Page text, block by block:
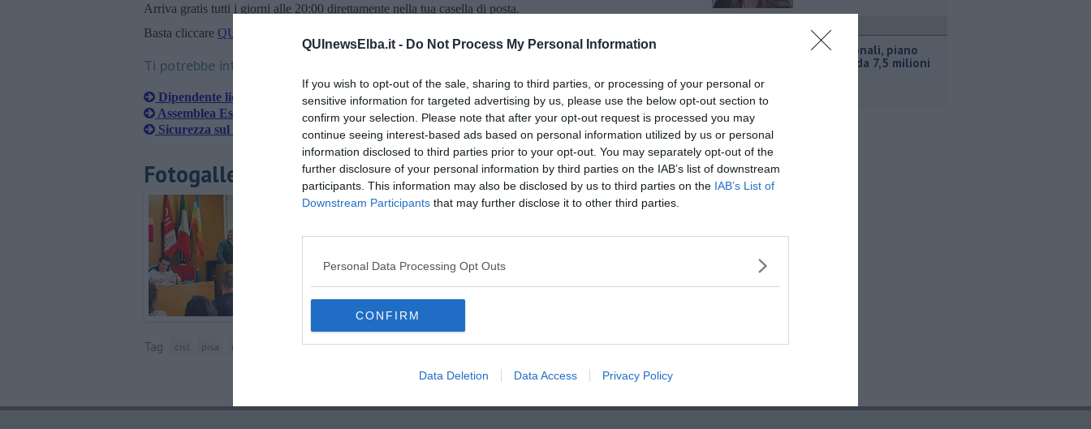
QUInewsElba.it - Do Not Process My Personal Information
If you wish to opt-out of the sale, sharing to third parties, or processing of your personal or
sensitive information for targeted advertising by us, please use the below opt-out section to
confirm your selection. Please note that after your opt-out request is processed you may
continue seeing interest-based ads based on personal information utilized by us or personal
information disclosed to third parties prior to your opt-out. You may separately opt-out of the
further disclosure of your personal information by third parties on the IAB’s list of downstream
participants. This information may also be disclosed by us to third parties on the IAB’s List of
Downstream Participants that may further disclose it to other third parties.
Personal Data Processing Opt Outs
CONFIRM
Data Deletion Data Access Privacy Policy
Arriva gratis tutti i giorni alle 20:00 direttamente nella tua casella di posta.
Basta cliccare QUI
Ti potrebbe interessare anche:
Dipendente licenziato, interviene la Cisl
Assemblea Esa, il punto dei sindacati
Sicurezza sul lavoro, interviene la Cisl
Fotogallery
Tag cisl pisa isola d'elba giovanni giannini
Porti regionali, piano
triennale da 7,5 milioni